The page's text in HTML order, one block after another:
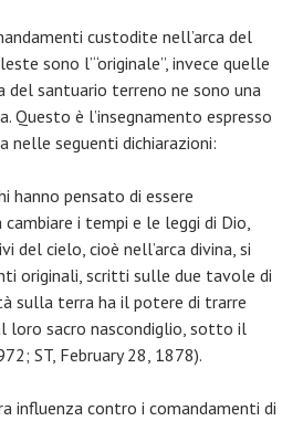
custodite nell’arca del
sono l’“originale”, invece quelle
del santuario terreno ne sono una
Questo è l’insegnamento espresso
nelle seguenti dichiarazioni:
hanno pensato di essere
i tempi e le leggi di Dio,
del cielo, cioè nell’arca divina, si
originali, scritti sulle due tavole di
sulla terra ha il potere di trarre
loro sacro nascondiglio, sotto il
ST, February 28, 1878).
influenza contro i comandamenti di